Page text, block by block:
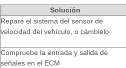
Solución
Repare el sistema del sensor de
velocidad del vehículo, o cámbielo
Compruebe la entrada y salida de
señales en el ECM